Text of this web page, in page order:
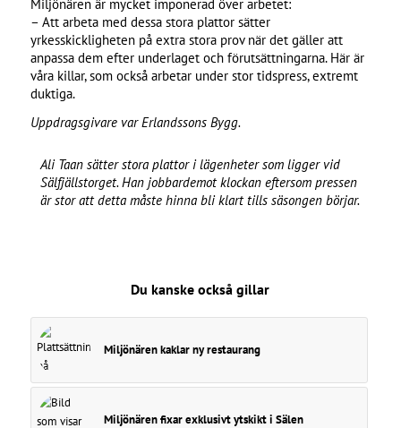
Miljönären är mycket imponerad över arbetet:
– Att arbeta med dessa stora plattor sätter
yrkesskickligheten på extra stora prov när det gäller att
anpassa dem efter underlaget och förutsättningarna. Här är
våra killar, som också arbetar under stor tidspress, extremt
duktiga.
Uppdragsgivare var Erlandssons Bygg.
Ali Taan sätter stora plattor i lägenheter som ligger vid
Sälfjällstorget. Han jobbardemot klockan eftersom pressen
är stor att detta måste hinna bli klart tills säsongen börjar.
Du kanske också gillar
Miljönären kaklar ny restaurang
Miljönären fixar exklusivt ytskikt i Sälen